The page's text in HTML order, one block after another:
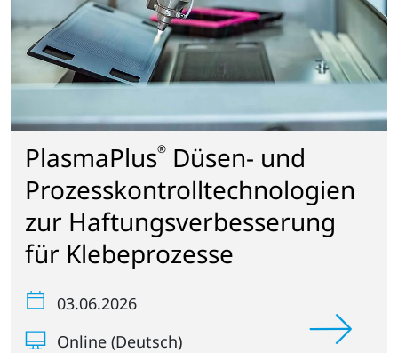
PlasmaPlus® Düsen- und
Prozesskontrolltechnologien
zur Haftungsverbesserung
für Klebeprozesse
03.06.2026
Online (Deutsch)